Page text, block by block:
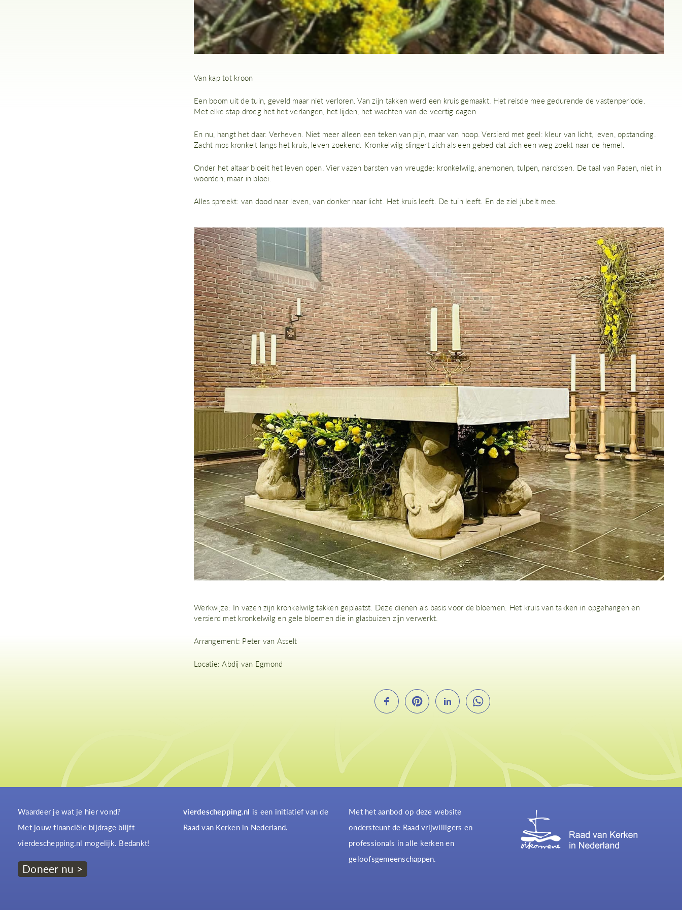
Van kap tot kroon
Een boom uit de tuin, geveld maar niet verloren. Van zijn takken werd een kruis gemaakt. Het reisde mee gedurende de vastenperiode.
Met elke stap droeg het het verlangen, het lijden, het wachten van de veertig dagen.
En nu, hangt het daar. Verheven. Niet meer alleen een teken van pijn, maar van hoop. Versierd met geel: kleur van licht, leven, opstanding.
Zacht mos kronkelt langs het kruis, leven zoekend. Kronkelwilg slingert zich als een gebed dat zich een weg zoekt naar de hemel.
Onder het altaar bloeit het leven open. Vier vazen barsten van vreugde: kronkelwilg, anemonen, tulpen, narcissen. De taal van Pasen, niet in
woorden, maar in bloei.
Alles spreekt: van dood naar leven, van donker naar licht. Het kruis leeft. De tuin leeft. En de ziel jubelt mee.
Werkwijze: In vazen zijn kronkelwilg takken geplaatst. Deze dienen als basis voor de bloemen. Het kruis van takken in opgehangen en
versierd met kronkelwilg en gele bloemen die in glasbuizen zijn verwerkt.
Arrangement: Peter van Asselt
Locatie: Abdij van Egmond
Waardeer je wat je hier vond?
Met jouw financiële bijdrage blijft
vierdeschepping.nl mogelijk. Bedankt!
Doneer nu >
vierdeschepping.nl is een initiatief van de
Raad van Kerken in Nederland.
Met het aanbod op deze website
ondersteunt de Raad vrijwilligers en
professionals in alle kerken en
geloofsgemeenschappen.